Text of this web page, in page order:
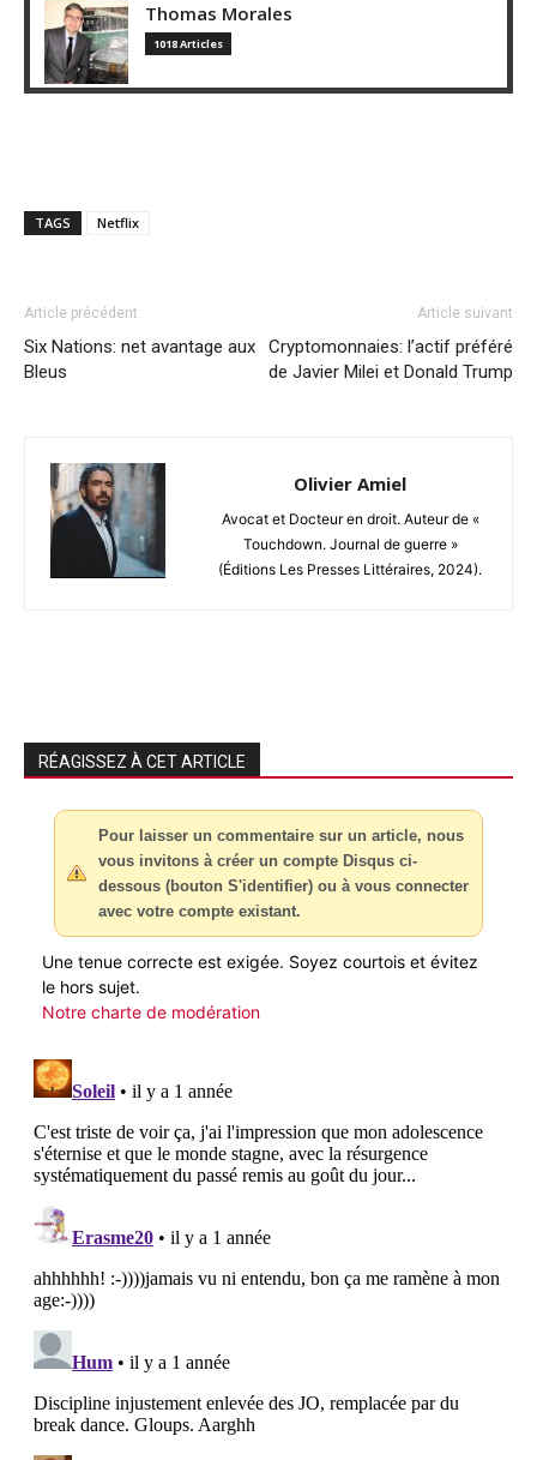
Thomas Morales
1018 Articles
TAGS Netflix
Article précédent
Six Nations: net avantage aux
Bleus
Article suivant
Cryptomonnaies: l’actif préféré
de Javier Milei et Donald Trump
Olivier Amiel
Avocat et Docteur en droit. Auteur de «
Touchdown. Journal de guerre »
(Éditions Les Presses Littéraires, 2024).
RÉAGISSEZ À CET ARTICLE
Pour laisser un commentaire sur un article, nous
vous invitons à créer un compte Disqus ci-
dessous (bouton S'identifier) ou à vous connecter
avec votre compte existant.
Une tenue correcte est exigée. Soyez courtois et évitez
le hors sujet.
Notre charte de modération